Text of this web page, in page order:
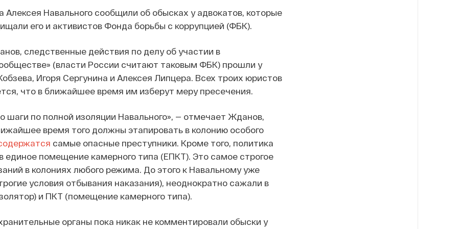
Алексея Навального сообщили об обысках у адвокатов, которые
его и активистов Фонда борьбы с коррупцией (ФБК).
следственные действия по делу об участии в
(власти России считают таковым ФБК) прошли у
Игоря Сергунина и Алексея Липцера. Всех троих юристов
что в ближайшее время им изберут меру пресечения.
шаги по полной изоляции Навального», — отмечает Жданов,
время того должны этапировать в колонию особого
самые опасные преступники. Кроме того, политика
в единое помещение камерного типа (ЕПКТ). Это самое строгое
в колониях любого режима. До этого к Навальному уже
условия отбывания наказания), неоднократно сажали в
и ПКТ (помещение камерного типа).
органы пока никак не комментировали обыски у